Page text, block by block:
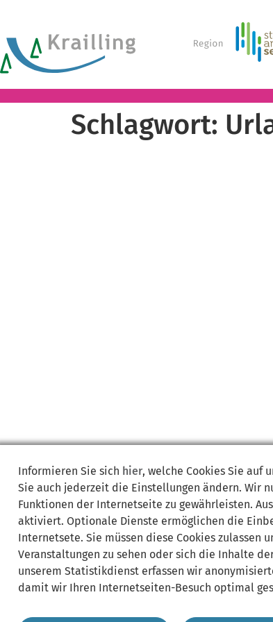
Schlagwort:
Informieren Sie sich hier, welche Cookies Sie auf
Sie auch jederzeit die Einstellungen ändern. Wir
Funktionen der Internetseite zu gewährleisten.
aktiviert. Optionale Dienste ermöglichen die
Internetsete. Sie müssen diese Cookies zulassen
Veranstaltungen zu sehen oder sich die Inhalte
unserem Statistikdienst erfassen wir
damit wir Ihren Internetseiten-Besuch optimal